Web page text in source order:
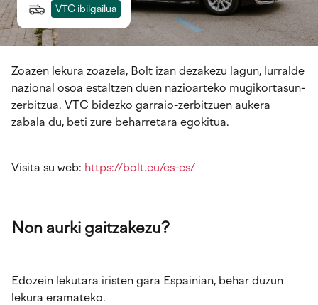
VTC ibilgailua
Zoazen lekura zoazela, Bolt izan dezakezu lagun, lurralde
nazional osoa estaltzen duen nazioarteko mugikortasun-
zerbitzua. VTC bidezko garraio-zerbitzuen aukera
zabala du, beti zure beharretara egokitua.
Visita su web: https://bolt.eu/es-es/
Non aurki gaitzakezu?
Edozein lekutara iristen gara Espainian, behar duzun
lekura eramateko.